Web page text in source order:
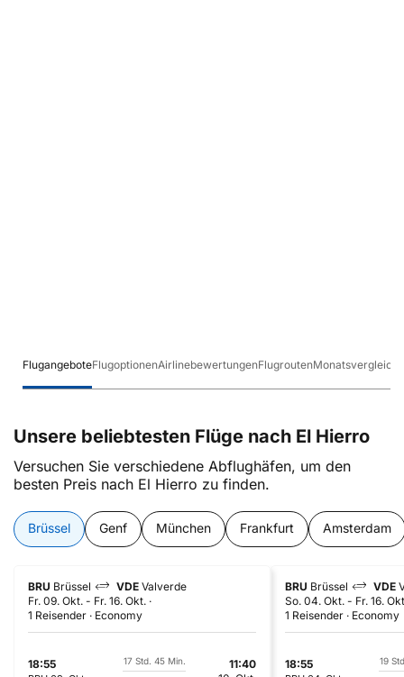
FlugangeboteFlugoptionenAirlinebewertungenFlugroutenMonatsvergleich
Unsere beliebtesten Flüge nach El Hierro
Versuchen Sie verschiedene Abflughäfen, um den
besten Preis nach El Hierro zu finden.
Brüssel Genf München Frankfurt Amsterdam
BRU Brüssel VDE Valverde
Fr. 09. Okt. - Fr. 16. Okt.
1 Reisender
Economy
18:55
17 Std. 45 Min.
11:40
BRU Brüssel VDE
So. 04. Okt. - Fr. 16.
1 Reisender
Economy
18:55
19